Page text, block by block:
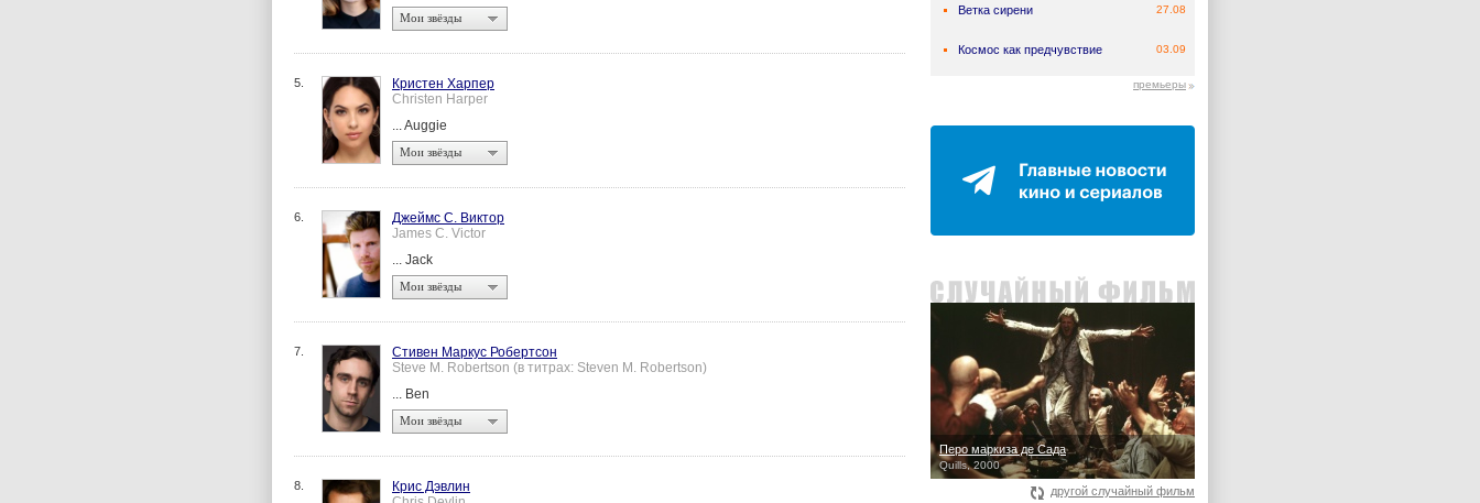
Мои звёзды
5.
Кристен Харпер
Christen Harper
... Auggie
Мои звёзды
6.
Джеймс С. Виктор
James C. Victor
... Jack
Мои звёзды
7.
Стивен Маркус Робертсон
Steve M. Robertson (в титрах: Steven M. Robertson)
... Ben
Мои звёзды
8.
Крис Дэвлин
Ветка сирени 27.08
Космос как предчувствие 03.09
премьеры
Перо маркиза де Сада
Quills, 2000
другой случайный фильм